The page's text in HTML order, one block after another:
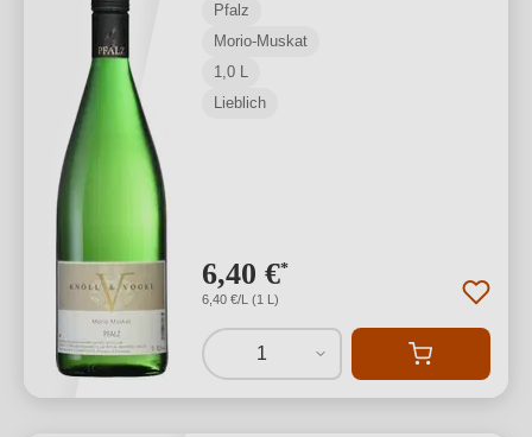
Pfalz
Morio-Muskat
1,0 L
Lieblich
6,40 €*
6,40 €/L (1 L)
1